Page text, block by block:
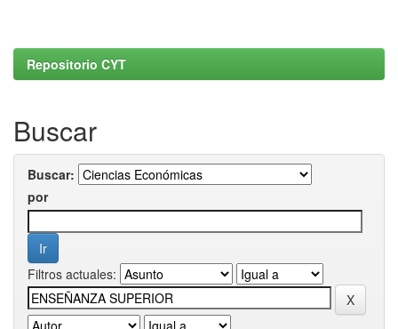
Repositorio CYT
Buscar
Buscar:
por
Filtros actuales: